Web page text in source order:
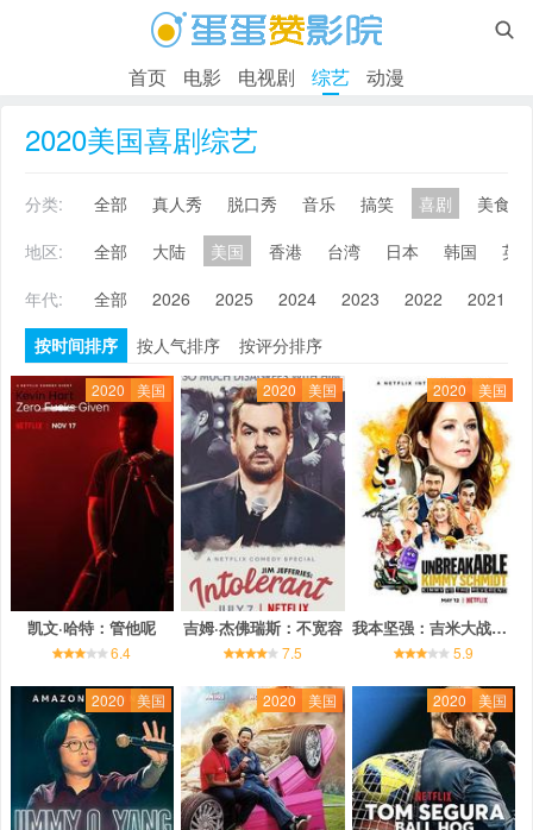

首页 电影 电视剧 综艺 动漫
2020美国喜剧综艺
分类: 全部 真人秀 脱口秀 音乐 搞笑 喜剧
美食
地区:
全部 大陆 美国 香港 台湾 日本 韩国
英
年代:
全部 2026 2025 2024 2023 2022 2021
按时间排序
按人气排序 按评分排序
2020 美国
凯文·哈特：管他呢
6.4
2020 美国
吉姆·杰佛瑞斯：不宽容
7.5
2020 美国
我本坚强：吉米大战牧师
5.9
2020 美国 2020 美国 2020 美国